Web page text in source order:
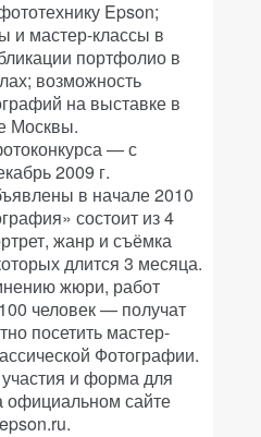
Epson;
и мастер-классы в
портфолио в
возможность
на выставке в
Москвы.
— с
2009 г.
в начале 2010
состоит из 4
жанр и съёмка
длится 3 месяца.
жюри, работ
человек — получат
посетить мастер-
Фотографии.
и форма для
официальном сайте